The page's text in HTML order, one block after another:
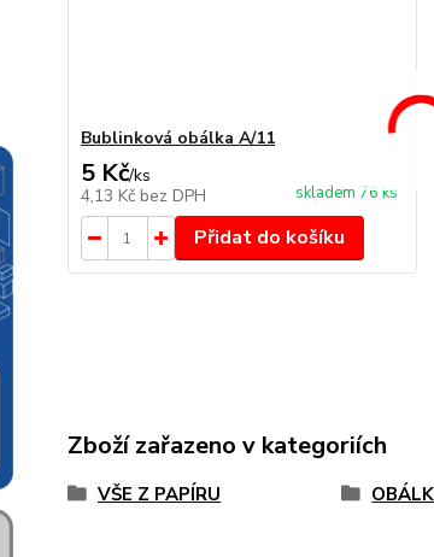
Bublinková obálka A/11
5 Kč/ks
4,13 Kč bez DPH skladem 76 ks
Přidat do košíku
Zboží zařazeno v kategoriích
VŠE Z PAPÍRU